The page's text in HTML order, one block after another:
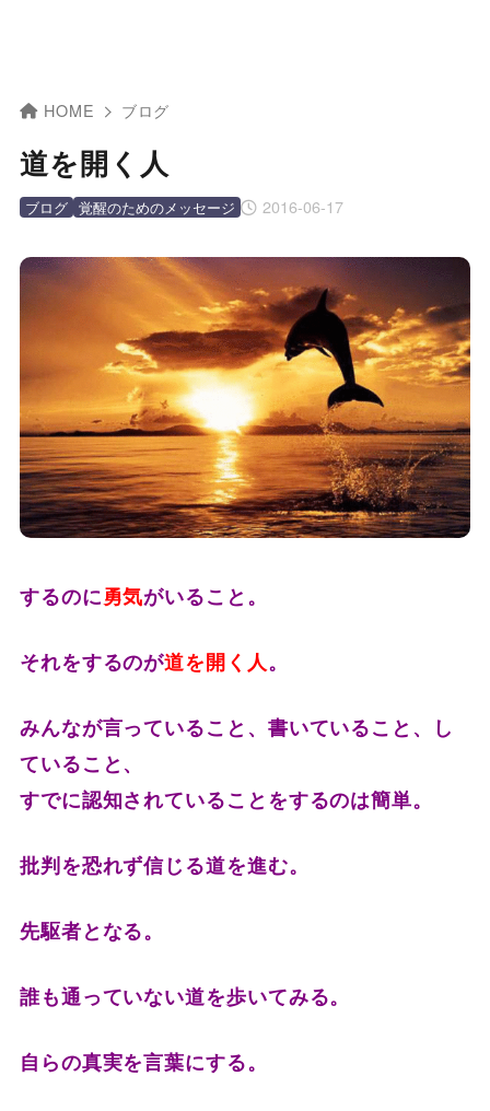
HOME ブログ
道を開く人
2016-06-17
ブログ 覚醒のためのメッセージ
するのに勇気がいること。
それをするのが道を開く人。
みんなが言っていること、書いていること、し
ていること、
すでに認知されていることをするのは簡単。
批判を恐れず信じる道を進む。
先駆者となる。
誰も通っていない道を歩いてみる。
自らの真実を言葉にする。